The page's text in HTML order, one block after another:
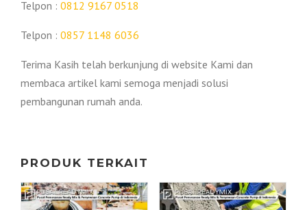
Telpon : 0812 9167 0518
Telpon : 0857 1148 6036
Terima Kasih telah berkunjung di website Kami dan
membaca artikel kami semoga menjadi solusi
pembangunan rumah anda.
PRODUK TERKAIT